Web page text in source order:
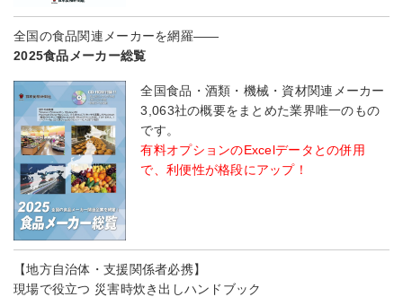
全国の食品関連メーカーを網羅――
2025食品メーカー総覧
全国食品・酒類・機械・資材関連メーカー
3,063社の概要をまとめた業界唯一のもの
です。
有料オプションのExcelデータとの併用
で、利便性が格段にアップ！
【地方自治体・支援関係者必携】
現場で役立つ 災害時炊き出しハンドブック